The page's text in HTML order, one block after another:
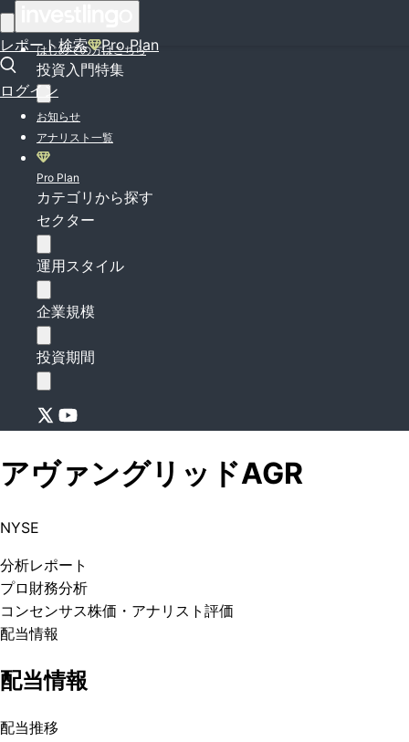
レポート検索 Pro Plan
ログイン
はじめての方はこちら
投資入門特集
お知らせ
アナリスト一覧
Pro Plan
カテゴリから探す
セクター
運用スタイル
企業規模
投資期間
アヴァングリッドAGR
NYSE
分析レポート
プロ 財務分析
コンセンサス株価 ・アナリスト評価
配当情報
配当情報
配当推移